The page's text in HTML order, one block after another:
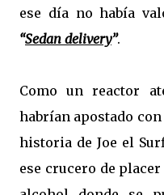
ese día no había
“Sedan delivery”.
Como un reactor
habrían apostado
historia de Joe el
ese crucero de